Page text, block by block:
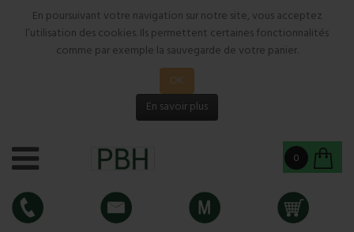
En poursuivant votre navigation sur notre site, vous acceptez
l’utilisation des cookies. Ils permettent certaines fonctionnalités
comme par exemple la sauvegarde de votre panier.
OK
En savoir plus
0